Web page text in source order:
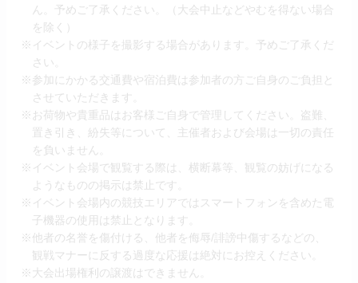
ん。予めご了承ください。（大会中止などやむを得ない場合
を除く）
※イベントの様子を撮影する場合があります。予めご了承くだ
さい。
※参加にかかる交通費や宿泊費は参加者の方ご自身のご負担と
させていただきます。
※お荷物や貴重品はお客様ご自身で管理してください。盗難、
置き引き、紛失等について、主催者および会場は一切の責任
を負いません。
※イベント会場で観覧する際は、横断幕等、観覧の妨げになる
ようなものの掲示は禁止です。
※イベント会場内の競技エリアではスマートフォンを含めた電
子機器の使用は禁止となります。
※他者の名誉を傷付ける、他者を侮辱/誹謗中傷するなどの、
観戦マナーに反する過度な応援は絶対にお控えください。
※大会出場権利の譲渡はできません。